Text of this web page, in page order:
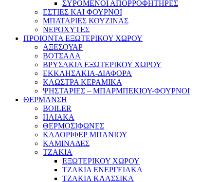
ΣΥΡΟΜΕΝΟΙ ΑΠΟΡΡΟΦΗΤΗΡΕΣ
ΕΣΤΙΕΣ ΚΑΙ ΦΟΥΡΝΟΙ
ΜΠΑΤΑΡΙΕΣ ΚΟΥΖΙΝΑΣ
ΝΕΡΟΧΥΤΕΣ
ΠΡΟΙΟΝΤΑ ΕΞΩΤΕΡΙΚΟΥ ΧΩΡΟΥ
ΑΞΕΣΟΥΑΡ
ΒΟΤΣΑΛΑ
ΒΡΥΣΑΚΙΑ ΕΞΩΤΕΡΙΚΟΥ ΧΩΡΟΥ
ΕΚΚΛΗΣΑΚΙΑ-ΔΙΑΦΟΡΑ
ΚΛΩΣΤΡΑ ΚΕΡΑΜΙΚΑ
ΨΗΣΤΑΡΙΕΣ – ΜΠΑΡΜΠΕΚΙΟΥ-ΦΟΥΡΝΟΙ
ΘΕΡΜΑΝΣΗ
BOILER
ΗΛΙΑΚΑ
ΘΕΡΜΟΣΙΦΩΝΕΣ
ΚΑΛΟΡΙΦΕΡ ΜΠΑΝΙΟΥ
ΚΑΜΙΝΑΔΕΣ
ΤΖΑΚΙΑ
ΕΞΩΤΕΡΙΚΟΥ ΧΩΡΟΥ
ΤΖΑΚΙΑ ΕΝΕΡΓΕΙΑΚΑ
ΤΖΑΚΙΑ ΚΛΑΣΣΙΚΑ